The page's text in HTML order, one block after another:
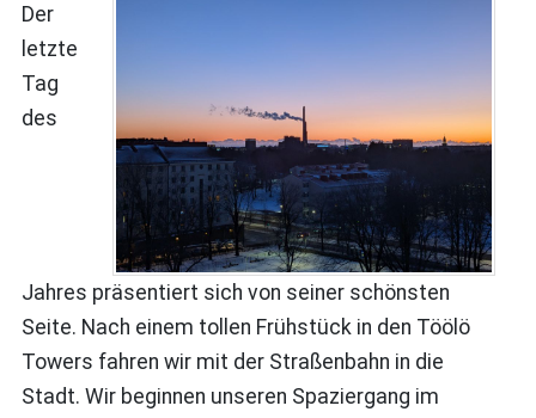
Der
letzte
Tag
des
Jahres präsentiert sich von seiner schönsten
Seite. Nach einem tollen Frühstück in den Töölö
Towers fahren wir mit der Straßenbahn in die
Stadt. Wir beginnen unseren Spaziergang im